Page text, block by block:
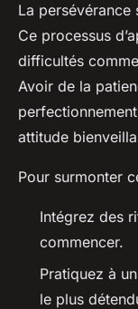
La persévérance
Ce processus
difficultés
Avoir de la
attitude
Pour surmonter
Intégrez des
commencer.
Pratiquez à
le plus